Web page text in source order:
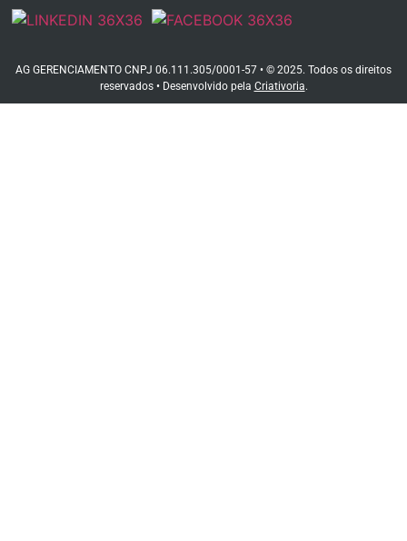
AG GERENCIAMENTO CNPJ 06.111.305/0001-57 • © 2025. Todos os direitos
reservados • Desenvolvido pela Criativoria.